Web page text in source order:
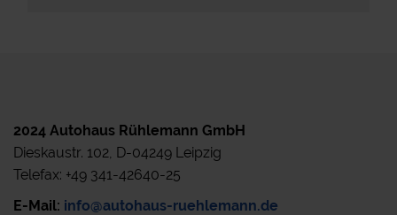
2024 Autohaus Rühlemann GmbH
Dieskaustr. 102, D-04249 Leipzig
Telefax: +49 341-42640-25
E-Mail: info@autohaus-ruehlemann.de